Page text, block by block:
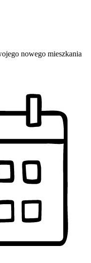
nowego mieszkania